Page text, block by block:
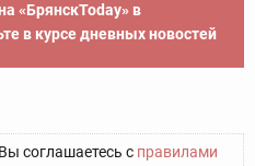
«БрянскToday» в
в курсе дневных новостей
соглашаетесь с правилами